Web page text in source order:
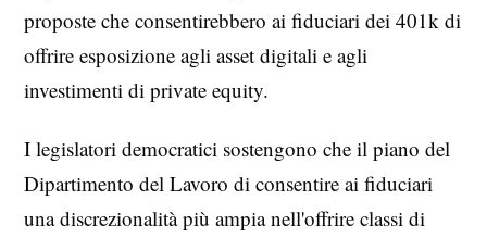
proposte che consentirebbero ai fiduciari dei 401k di
offrire esposizione agli asset digitali e agli
investimenti di private equity.
I legislatori democratici sostengono che il piano del
Dipartimento del Lavoro di consentire ai fiduciari
una discrezionalità più ampia nell'offrire classi di